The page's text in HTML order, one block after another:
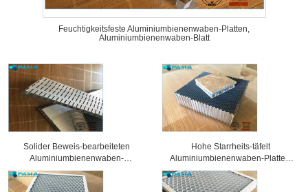
Feuchtigkeitsfeste Aluminiumbienenwaben-Platten,
Aluminiumbienenwaben-Blatt
Solider Beweis-bearbeiteten
Aluminiumbienenwaben-
Sandwich-Platten
Oberflächenbehandlung
Hohe Starrheits-täfelt
Aluminiumbienenwaben-Platten,
Wabenkern 25 Millimeter Stärke-